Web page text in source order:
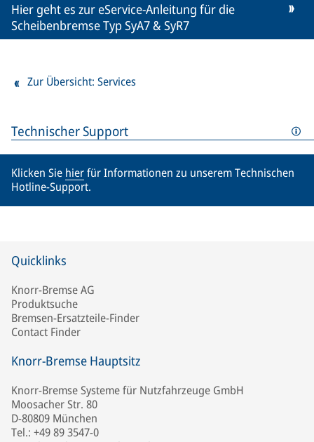
Technischer Support
Klicken Sie hierfür Informationen zu unserem Technischen
Hotline-Support.
Hier geht es zur eService-Anleitung für die
Scheibenbremse Typ SyA7 & SyR7
Zur Übersicht: Services
Quicklinks
Knorr-Bremse AG
Produktsuche
Bremsen-Ersatzteile-Finder
Contact Finder
Knorr-Bremse Hauptsitz
Knorr-Bremse Systeme für Nutzfahrzeuge GmbH
Moosacher Str. 80
D-80809 München
Tel.: +49 89 3547-0